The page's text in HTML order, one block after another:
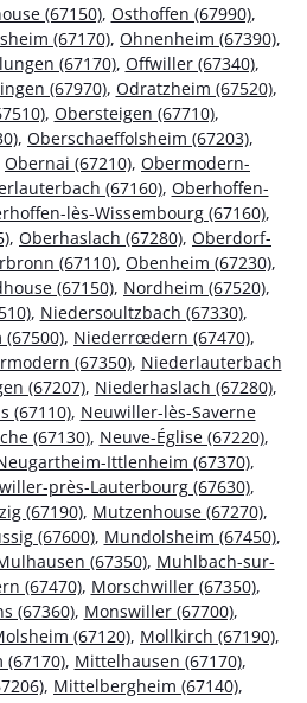
(67150), Osthoffen (67990),
(67170), Ohnenheim (67390),
(67170), Offwiller (67340),
(67970), Odratzheim (67520),
, Obersteigen (67710),
, Oberschaeffolsheim (67203),
Obernai (67210), Obermodern-
(67160), Oberhoffen-
lès-Wissembourg (67160),
, Oberhaslach (67280), Oberdorf-
(67110), Obenheim (67230),
(67150), Nordheim (67520),
, Niedersoultzbach (67330),
, Niederrœdern (67470),
(67350), Niederlauterbach
(67207), Niederhaslach (67280),
(67110), Neuwiller-lès-Saverne
(67130), Neuve-Église (67220),
Ittlenheim (67370),
près-Lauterbourg (67630),
(67190), Mutzenhouse (67270),
(67600), Mundolsheim (67450),
(67350), Muhlbach-sur-
(67470), Morschwiller (67350),
(67360), Monswiller (67700),
(67120), Mollkirch (67190),
, Mittelhausen (67170),
, Mittelbergheim (67140),